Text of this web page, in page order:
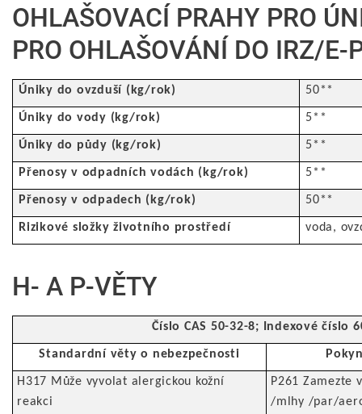
OHLAŠOVACÍ PRAHY PRO
PRO OHLAŠOVÁNÍ DO IRZ/E-
Úniky do ovzduší (kg/rok) 50**
Úniky do vody (kg/rok) 5**
Úniky do půdy (kg/rok) 5**
Přenosy v odpadních vodách (kg/rok) 5**
Přenosy v odpadech (kg/rok) 50**
Rizikové složky životního prostředí voda,
H- A P-VĚTY
Číslo CAS 50-32-8; Indexové číslo
Standardní věty o nebezpečnosti
H317 Může vyvolat alergickou kožní
reakci
P261 Zamezte
/mlhy /par/